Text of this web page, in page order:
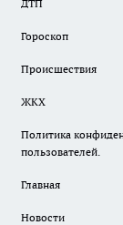
ДТП
Гороскоп
Происшествия
ЖКХ
Политика
пользователей.
Главная
Новости